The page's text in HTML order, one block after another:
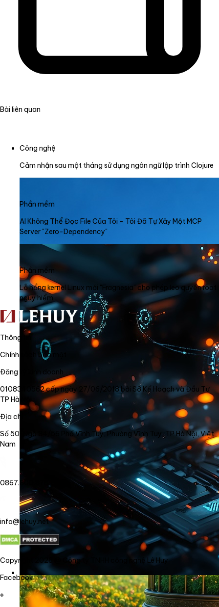
Bài liên quan
Công nghệ
Cảm nhận sau một tháng sử dụng ngôn ngữ lập trình Clojure
Phần mềm
AI Không Thể Đọc File Của Tôi - Tôi Đã Tự Xây Một MCP
Server "Zero-Dependency"
Phần mềm
Lỗ hổng kernel Linux mới "Fragnesia" cho phép leo quyền root
nguy hiểm
Thông tin
Chính sách bảo mật
Đăng ký kinh doanh
0108340562 cấp ngày 27/06/2018 bởi Sở Kế Hoạch và Đầu Tư
TP Hà Nội
Địa chỉ
Số 50, Ngõ 34/56 Phố Vĩnh Tuy, Phường Vĩnh Tuy, TP Hà Nội, Việt
Nam
0867.800.878
info@lehuy.net
Copyright 2026 @ Công ty TNHH công nghệ Lê Huy
Facebook